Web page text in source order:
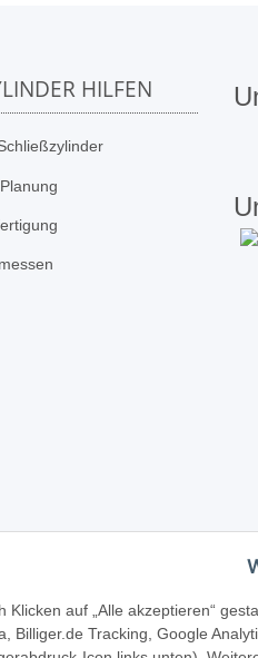
HILFEN
Klicken auf „Alle akzeptieren“
Billiger.de Tracking, Google